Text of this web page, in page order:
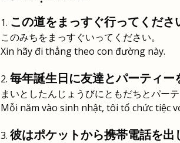
この道をまっすぐ行ってくださ
このみちをまっすぐいってください。
Xin hãy đi thẳng theo con đường này.
毎年誕生日に友達とパーティー
まいとしたんじょうびにともだちとパーテ
Mỗi năm vào sinh nhật, tôi tổ chức tiệc
彼はポケットから携帯電話を出